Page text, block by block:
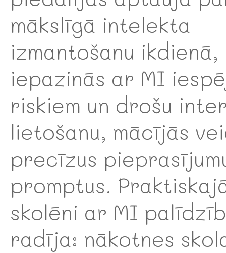
mākslīgā intelekta
izmantošanu ikdienā,
iepazinās ar MI
riskiem un drošu
lietošanu, mācījās
precīzus
promptus.
skolēni ar MI
radīja: nākotnes